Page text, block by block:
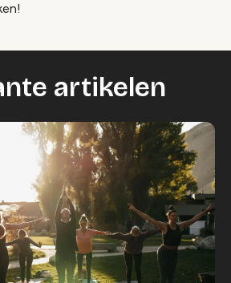
artikelen